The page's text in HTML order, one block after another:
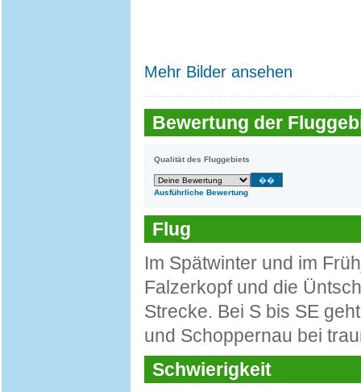
Mehr Bilder ansehen
Bewertung der
Qualität des Fluggebiets
Ausführliche Bewertung
Flug
Im Spätwinter und im
Falzerkopf und die
Strecke. Bei S bis SE
und Schoppernau bei
Schwierigkeit